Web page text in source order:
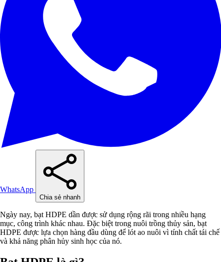
WhatsApp
Chia sẻ nhanh
Ngày nay, bạt HDPE dần được sử dụng rộng rãi trong nhiều hạng
mục, công trình khác nhau. Đặc biệt trong nuôi trồng thủy sản, bạt
HDPE được lựa chọn hàng đầu dùng để lót ao nuôi vì tính chất tái chế
và khả năng phân hủy sinh học của nó.